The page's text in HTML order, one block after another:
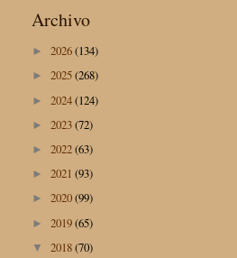
Archivo
► 2026(134)
► 2025(268)
► 2024(124)
► 2023(72)
► 2022(63)
► 2021 (93)
► 2020(99)
► 2019(65)
▼ 2018(70)